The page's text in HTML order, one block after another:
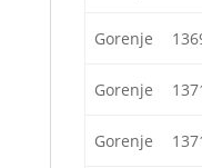
Gorenje
Gorenje
Gorenje